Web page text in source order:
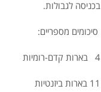
בכניסה לגבולות.
סיכומים מספריים:
4 בארות קדם-רומיות
11 בארות ביזנטיות